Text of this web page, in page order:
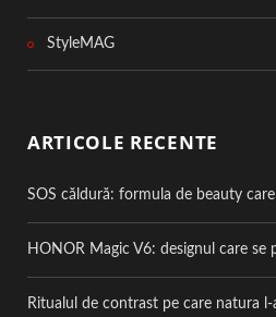
StyleMAG
ARTICOLE RECENTE
SOS căldură: formula de beauty
HONOR Magic V6: designul care se
Ritualul de contrast pe care natura